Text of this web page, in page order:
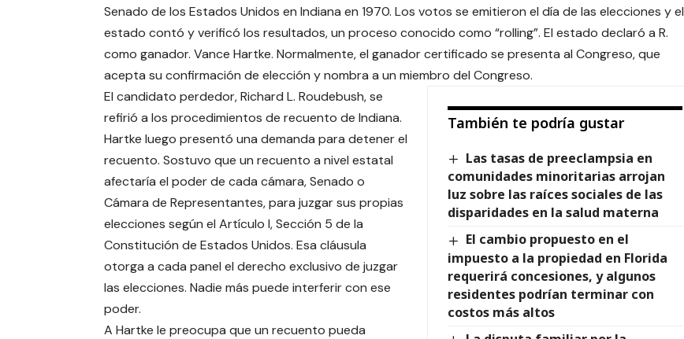
Senado de los Estados Unidos en Indiana en 1970. Los votos se emitieron el día de las elecciones y el
estado contó y verificó los resultados, un proceso conocido como “rolling”. El estado declaró a R.
como ganador. Vance Hartke. Normalmente, el ganador certificado se presenta al Congreso, que
acepta su confirmación de elección y nombra a un miembro del Congreso.
También te podría gustar
Las tasas de preeclampsia en
comunidades minoritarias arrojan
luz sobre las raíces sociales de las
disparidades en la salud materna
El cambio propuesto en el
impuesto a la propiedad en Florida
requerirá concesiones, y algunos
residentes podrían terminar con
costos más altos
El candidato perdedor, Richard L. Roudebush, se
refirió a los procedimientos de recuento de Indiana.
Hartke luego presentó una demanda para detener el
recuento. Sostuvo que un recuento a nivel estatal
afectaría el poder de cada cámara, Senado o
Cámara de Representantes, para juzgar sus propias
elecciones según el Artículo I, Sección 5 de la
Constitución de Estados Unidos. Esa cláusula
otorga a cada panel el derecho exclusivo de juzgar
las elecciones. Nadie más puede interferir con ese
poder.
A Hartke le preocupa que un recuento pueda